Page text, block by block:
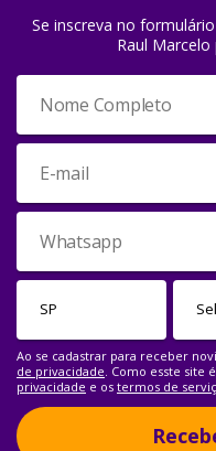
Se inscreva no
Raul
Ao se cadastrar para receber
de privacidade. Como esste site
privacidade e os termos de